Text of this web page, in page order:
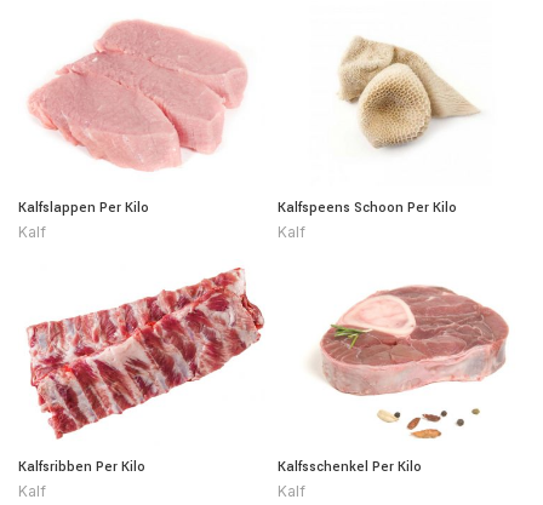
Kalfslappen Per Kilo
Kalf
Kalfspeens Schoon Per Kilo
Kalf
Kalfsribben Per Kilo
Kalf
Kalfsschenkel Per Kilo
Kalf